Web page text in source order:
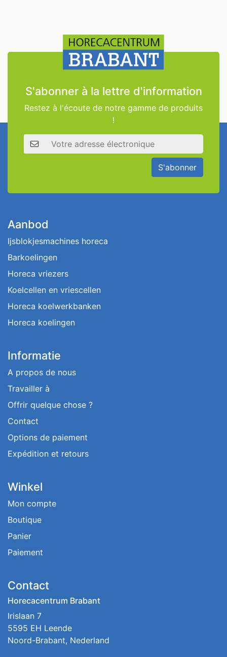
S'abonner à la lettre d'information
Restez à l'écoute de notre gamme de produits
!
Adresse électronique
S'abonner
Aanbod
Ijsblokjesmachines horeca
Barkoelingen
Horeca vriezers
Koelcellen en vriescellen
Horeca koelwerkbanken
Horeca koelingen
Informatie
A propos de nous
Travailler à
Offrir quelque chose ?
Contact
Options de paiement
Expédition et retours
Winkel
Mon compte
Boutique
Panier
Paiement
Contact
Horecacentrum Brabant
Irislaan 7
5595 EH Leende
Noord-Brabant, Nederland